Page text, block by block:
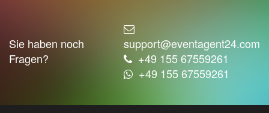
Sie haben noch
Fragen?
support@eventagent24.com
+49 155 67559261
+49 155 67559261